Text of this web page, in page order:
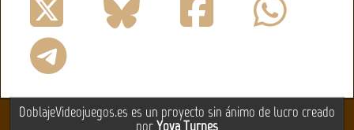
DoblajeVideojuegos.es es un proyecto sin ánimo de lucro creado
porYova Turnes